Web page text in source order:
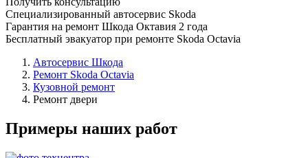
Специализированный автосервис Skoda
Гарантия на ремонт Шкода Октавия 2 года
Бесплатный эвакуатор при ремонте Skoda Octavia
Автосервис Шкода
Ремонт Skoda Octavia
Кузовной ремонт
Ремонт двери
Примеры наших работ